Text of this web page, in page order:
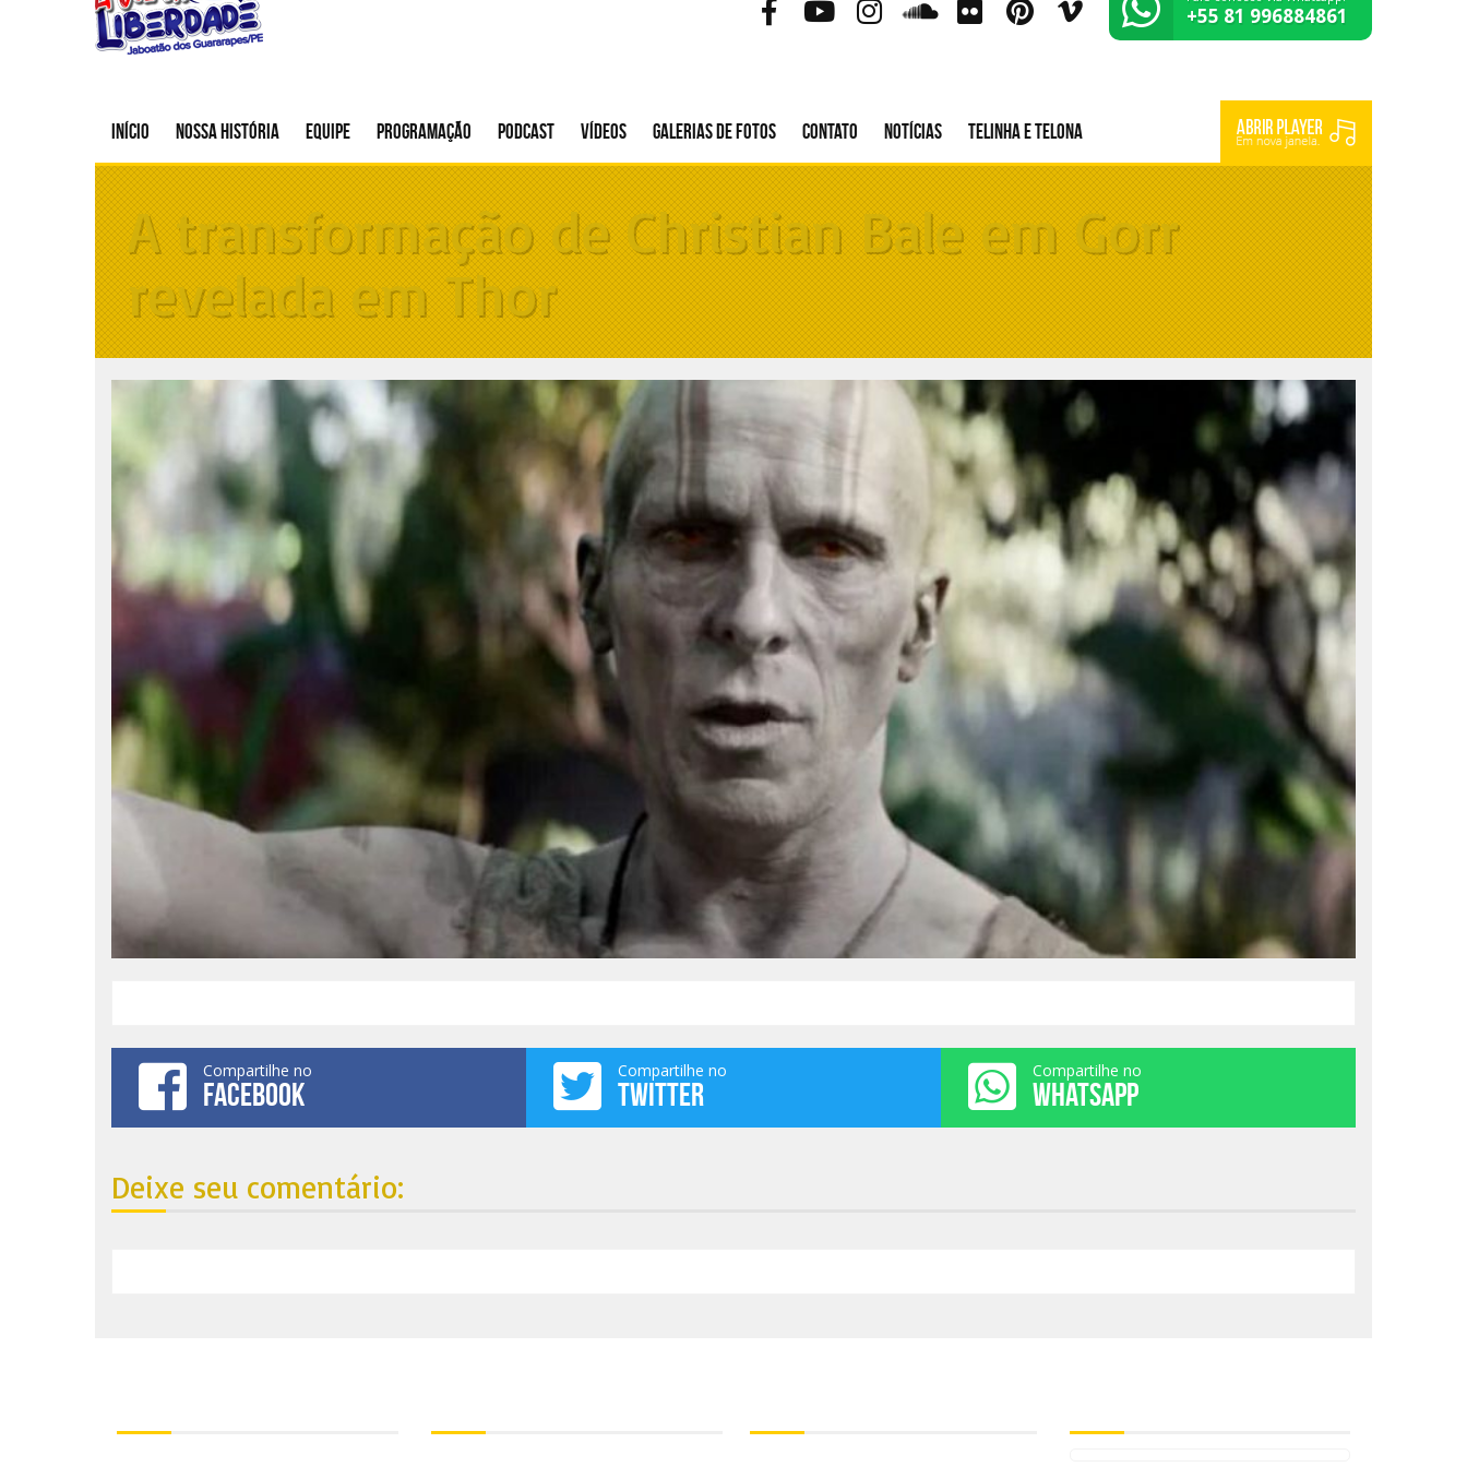
+55 81 996884861
Início Nossa história Equipe Programação Podcast Vídeos Galerias de fotos Contato Notícias Telinha e Telona
A transformação de Christian Bale em Gorr
revelada em Thor
Compartilhe no
FACEBOOK
Compartilhe no
TWITTER
Compartilhe no
WHATSAPP
Deixe seu comentário: